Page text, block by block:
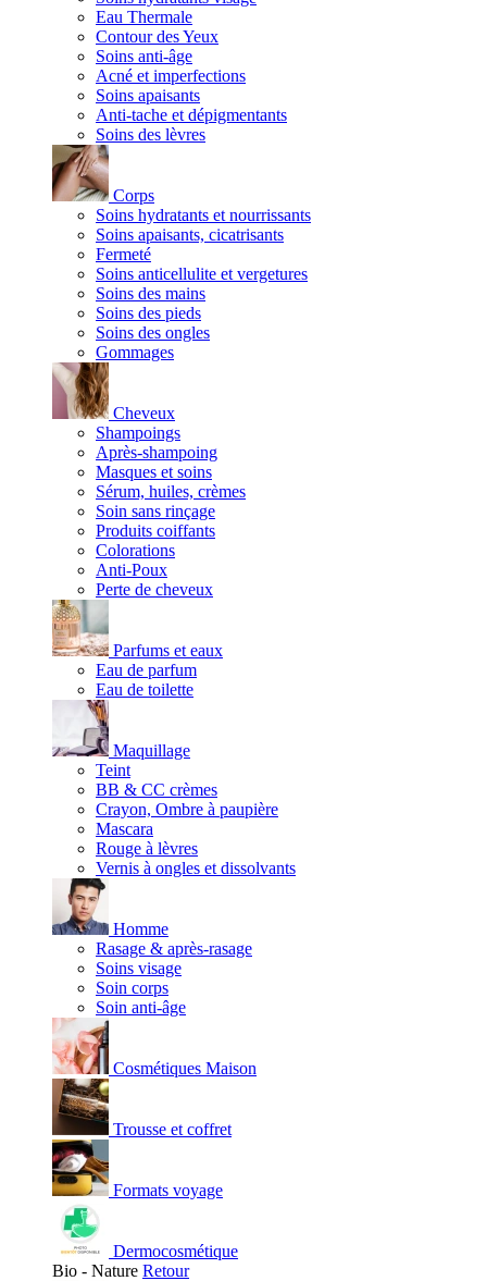
Eau Thermale
Contour des Yeux
Soins anti-âge
Acné et imperfections
Soins apaisants
Anti-tache et dépigmentants
Soins des lèvres
Corps
Soins hydratants et nourrissants
Soins apaisants, cicatrisants
Fermeté
Soins anticellulite et vergetures
Soins des mains
Soins des pieds
Soins des ongles
Gommages
Cheveux
Shampoings
Après-shampoing
Masques et soins
Sérum, huiles, crèmes
Soin sans rinçage
Produits coiffants
Colorations
Anti-Poux
Perte de cheveux
Parfums et eaux
Eau de parfum
Eau de toilette
Maquillage
Teint
BB & CC crèmes
Crayon, Ombre à paupière
Mascara
Rouge à lèvres
Vernis à ongles et dissolvants
Homme
Rasage & après-rasage
Soins visage
Soin corps
Soin anti-âge
Cosmétiques Maison
Trousse et coffret
Formats voyage
Dermocosmétique
Bio - Nature Retour